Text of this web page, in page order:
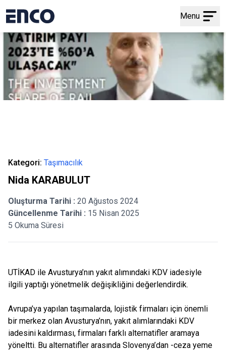
Menu
Kategori: Taşımacılık
Nida KARABULUT
Oluşturma Tarihi : 20 Ağustos 2024
Güncellenme Tarihi : 15 Nisan 2025
5 Okuma Süresi
UTİKAD ile Avusturya’nın yakıt alımındaki KDV iadesiyle
ilgili yaptığı yönetmelik değişikliğini değerlendirdik.
Avrupa’ya yapılan taşımalarda, lojistik firmaları için önemli
bir merkez olan Avusturya’nın, yakıt alımlarındaki KDV
iadesini kaldırması, firmaları farklı alternatifler aramaya
yöneltti. Bu alternatifler arasında Slovenya’dan -ceza yeme